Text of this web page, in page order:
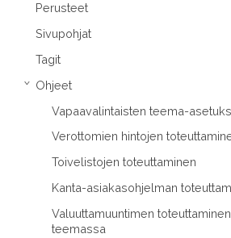
Perusteet
Sivupohjat
Tagit
›
Ohjeet
Vapaavalintaisten teema-
Verottomien hintojen
Toivelistojen toteuttaminen
Kanta-asiakasohjelman
Valuuttamuuntimen
teemassa